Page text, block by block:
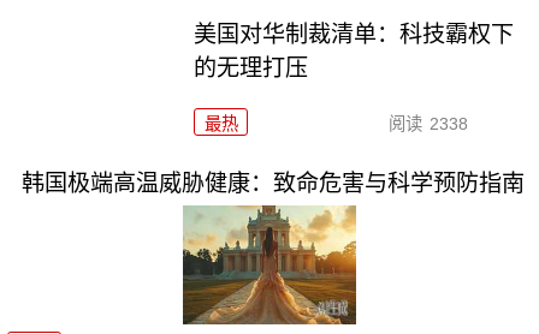
美国对华制裁清单：科技霸权下
的无理打压
最热 阅读 2338
韩国极端高温威胁健康：致命危害与科学预防指南